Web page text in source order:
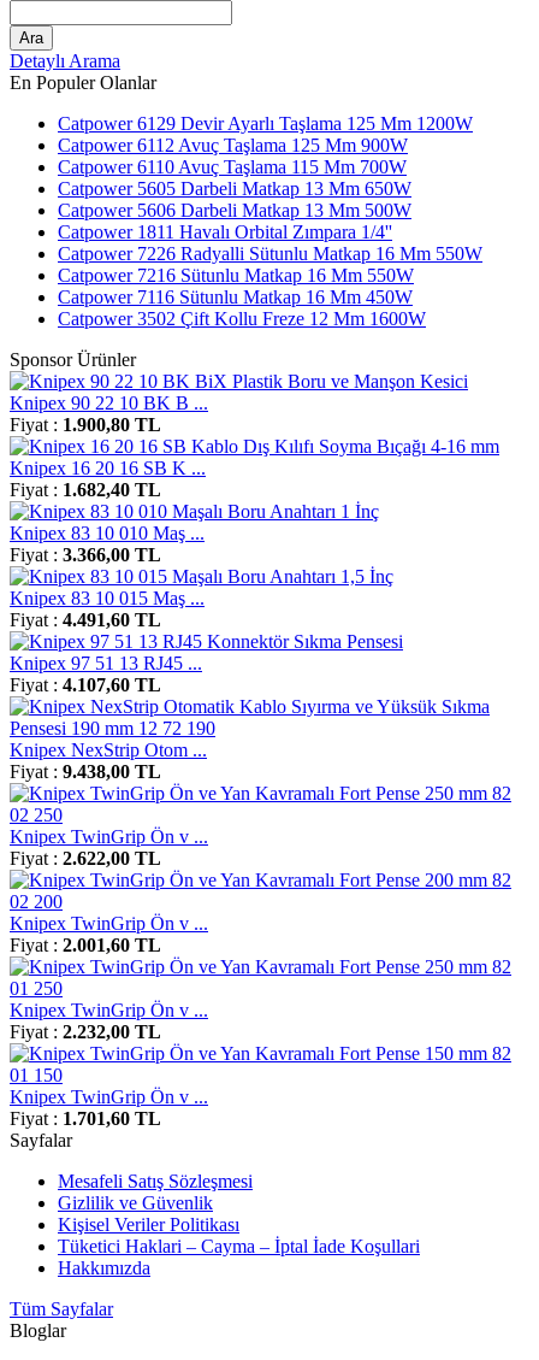
Ara
Detaylı Arama
En Populer Olanlar
Catpower 6129 Devir Ayarlı Taşlama 125 Mm 1200W
Catpower 6112 Avuç Taşlama 125 Mm 900W
Catpower 6110 Avuç Taşlama 115 Mm 700W
Catpower 5605 Darbeli Matkap 13 Mm 650W
Catpower 5606 Darbeli Matkap 13 Mm 500W
Catpower 1811 Havalı Orbital Zımpara 1/4''
Catpower 7226 Radyalli Sütunlu Matkap 16 Mm 550W
Catpower 7216 Sütunlu Matkap 16 Mm 550W
Catpower 7116 Sütunlu Matkap 16 Mm 450W
Catpower 3502 Çift Kollu Freze 12 Mm 1600W
Sponsor Ürünler
Knipex 90 22 10 BK B ...
Fiyat : 1.900,80 TL
Knipex 16 20 16 SB K ...
Fiyat : 1.682,40 TL
Knipex 83 10 010 Maş ...
Fiyat : 3.366,00 TL
Knipex 83 10 015 Maş ...
Fiyat : 4.491,60 TL
Knipex 97 51 13 RJ45 ...
Fiyat : 4.107,60 TL
Knipex NexStrip Otom ...
Fiyat : 9.438,00 TL
Knipex TwinGrip Ön v ...
Fiyat : 2.622,00 TL
Knipex TwinGrip Ön v ...
Fiyat : 2.001,60 TL
Knipex TwinGrip Ön v ...
Fiyat : 2.232,00 TL
Knipex TwinGrip Ön v ...
Fiyat : 1.701,60 TL
Sayfalar
Mesafeli Satış Sözleşmesi
Gizlilik ve Güvenlik
Kişisel Veriler Politikası
Tüketici Haklari – Cayma – İptal İade Koşullari
Hakkımızda
Tüm Sayfalar
Bloglar